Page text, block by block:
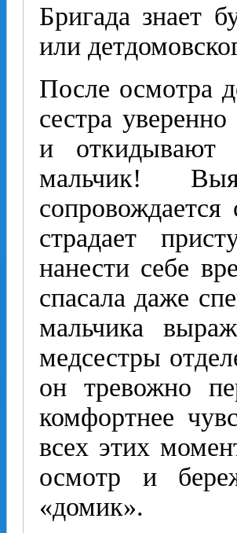
Бригада знает
или
После осмотра
сестра
и откидывают
мальчик!
страдает
нанести себе
спасала даже
мальчика
медсестры
он тревожно
комфортнее
всех этих
осмотр и
«домик».